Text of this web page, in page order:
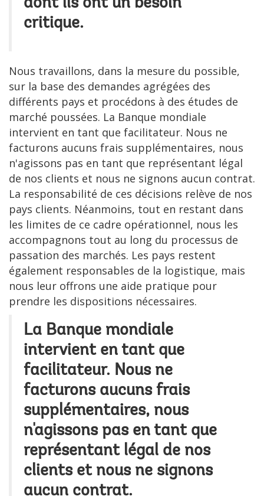
dont ils ont un besoin
critique.
Nous travaillons, dans la mesure du possible,
sur la base des demandes agrégées des
différents pays et procédons à des études de
marché poussées. La Banque mondiale
intervient en tant que facilitateur. Nous ne
facturons aucuns frais supplémentaires, nous
n'agissons pas en tant que représentant légal
de nos clients et nous ne signons aucun contrat.
La responsabilité de ces décisions relève de nos
pays clients. Néanmoins, tout en restant dans
les limites de ce cadre opérationnel, nous les
accompagnons tout au long du processus de
passation des marchés. Les pays restent
également responsables de la logistique, mais
nous leur offrons une aide pratique pour
prendre les dispositions nécessaires.
La Banque mondiale
intervient en tant que
facilitateur. Nous ne
facturons aucuns frais
supplémentaires, nous
n'agissons pas en tant que
représentant légal de nos
clients et nous ne signons
aucun contrat.